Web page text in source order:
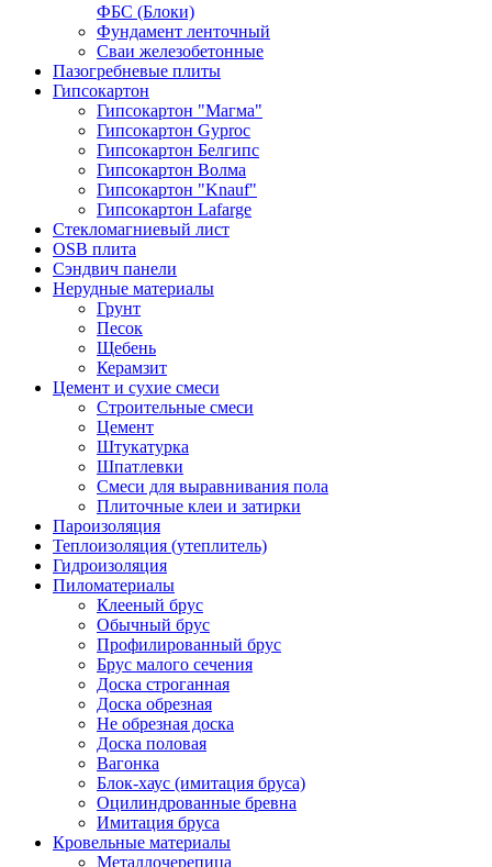
ФБС (Блоки)
Фундамент ленточный
Сваи железобетонные
Пазогребневые плиты
Гипсокартон
Гипсокартон "Магма"
Гипсокартон Gyproc
Гипсокартон Белгипс
Гипсокартон Волма
Гипсокартон "Knauf"
Гипсокартон Lafarge
Стекломагниевый лист
OSB плита
Сэндвич панели
Нерудные материалы
Грунт
Песок
Щебень
Керамзит
Цемент и сухие смеси
Строительные смеси
Цемент
Штукатурка
Шпатлевки
Смеси для выравнивания пола
Плиточные клеи и затирки
Пароизоляция
Теплоизоляция (утеплитель)
Гидроизоляция
Пиломатериалы
Клееный брус
Обычный брус
Профилированный брус
Брус малого сечения
Доска строганная
Доска обрезная
Не обрезная доска
Доска половая
Вагонка
Блок-хаус (имитация бруса)
Оцилиндрованные бревна
Имитация бруса
Кровельные материалы
Металлочерепица